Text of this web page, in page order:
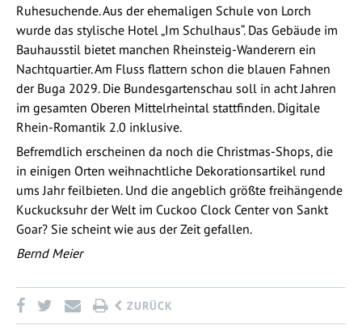
Ruhesuchende. Aus der ehemaligen Schule von Lorch
wurde das stylische Hotel „Im Schulhaus“. Das Gebäude im
Bauhausstil bietet manchen Rheinsteig-Wanderern ein
Nachtquartier. Am Fluss flattern schon die blauen Fahnen
der Buga 2029. Die Bundesgartenschau soll in acht Jahren
im gesamten Oberen Mittelrheintal stattfinden. Digitale
Rhein-Romantik 2.0 inklusive.
Befremdlich erscheinen da noch die Christmas-Shops, die
in einigen Orten weihnachtliche Dekorationsartikel rund
ums Jahr feilbieten. Und die angeblich größte freihängende
Kuckucksuhr der Welt im Cuckoo Clock Center von Sankt
Goar? Sie scheint wie aus der Zeit gefallen.
Bernd Meier
ZURÜCK